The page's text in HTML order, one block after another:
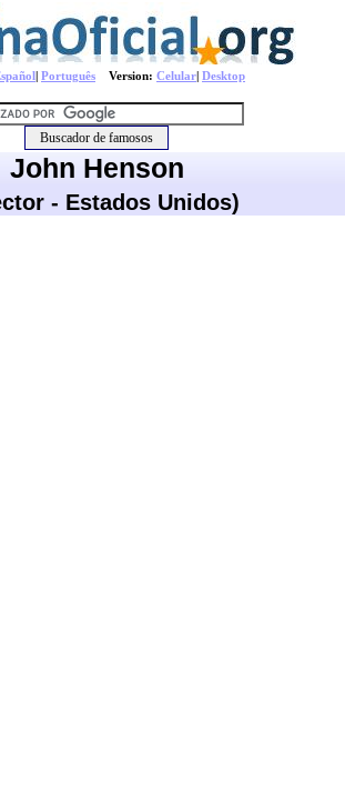
| Português Version: Celular| Desktop
John Henson
- Estados Unidos)